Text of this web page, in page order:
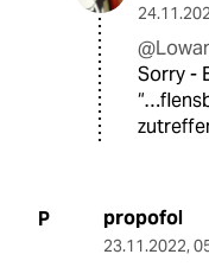
Sorry -
P propofol
23.11.2022,